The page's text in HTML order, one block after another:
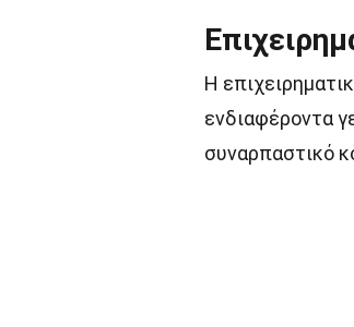
Η
ενδιαφέροντα
συναρπαστικό